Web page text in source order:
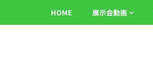
HOME 展示会動画